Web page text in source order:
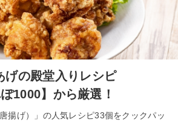
げの殿堂入りレシピ
1000】から厳選！
揚げ）」の人気レシピ33個をクックパッ